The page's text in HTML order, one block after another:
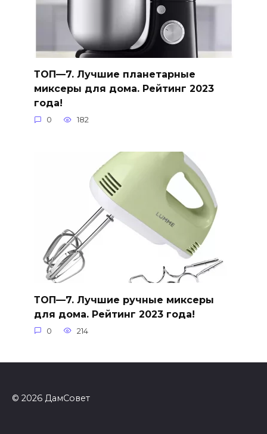
ТОП—7. Лучшие планетарные
миксеры для дома. Рейтинг 2023
года!
0 182
ТОП—7. Лучшие ручные миксеры
для дома. Рейтинг 2023 года!
0 214
© 2026 ДамСовет